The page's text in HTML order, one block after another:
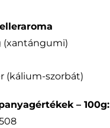
(xantángumi)
(kálium-szorbát)
– 100g: